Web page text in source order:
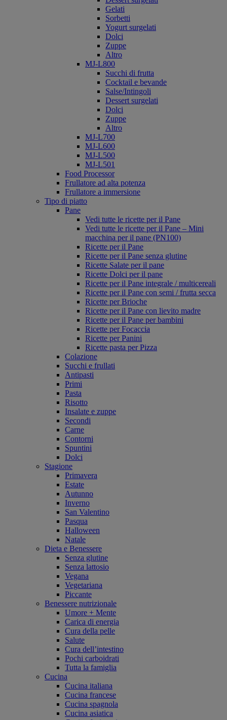
Gelati
Sorbetti
Yogurt surgelati
Dolci
Zuppe
Altro
MJ-L800
Succhi di frutta
Cocktail e bevande
Salse/Intingoli
Dessert surgelati
Dolci
Zuppe
Altro
MJ-L700
MJ-L600
MJ-L500
MJ-L501
Food Processor
Frullatore ad alta potenza
Frullatore a immersione
Tipo di piatto
Pane
Vedi tutte le ricette per il Pane
Vedi tutte le ricette per il Pane – Mini
macchina per il pane (PN100)
Ricette per il Pane
Ricette per il Pane senza glutine
Ricette Salate per il pane
Ricette Dolci per il pane
Ricette per il Pane integrale / multicereali
Ricette per il Pane con semi / frutta secca
Ricette per Brioche
Ricette per il Pane con lievito madre
Ricette per il Pane per bambini
Ricette per Focaccia
Ricette per Panini
Ricette pasta per Pizza
Colazione
Succhi e frullati
Antipasti
Primi
Pasta
Risotto
Insalate e zuppe
Secondi
Carne
Contorni
Spuntini
Dolci
Stagione
Primavera
Estate
Autunno
Inverno
San Valentino
Pasqua
Halloween
Natale
Dieta e Benessere
Senza glutine
Senza lattosio
Vegana
Vegetariana
Piccante
Benessere nutrizionale
Umore + Mente
Carica di energia
Cura della pelle
Salute
Cura dell’intestino
Pochi carboidrati
Tutta la famiglia
Cucina
Cucina italiana
Cucina francese
Cucina spagnola
Cucina asiatica